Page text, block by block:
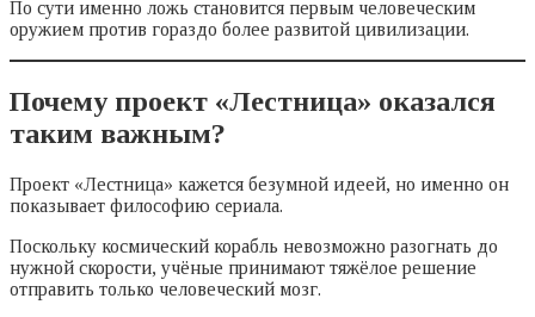
По сути именно ложь становится первым человеческим
оружием против гораздо более развитой цивилизации.
Почему проект «Лестница» оказался
таким важным?
Проект «Лестница» кажется безумной идеей, но именно он
показывает философию сериала.
Поскольку космический корабль невозможно разогнать до
нужной скорости, учёные принимают тяжёлое решение
отправить только человеческий мозг.